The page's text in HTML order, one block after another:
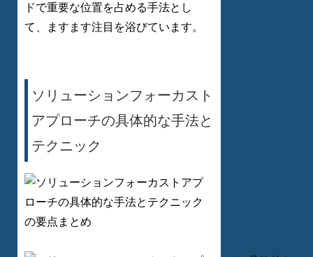
ドで重要な位置を占める手法とし
て、ますます注目を浴びています。
ソリューションフォーカスト
アプローチの具体的な手法と
テクニック